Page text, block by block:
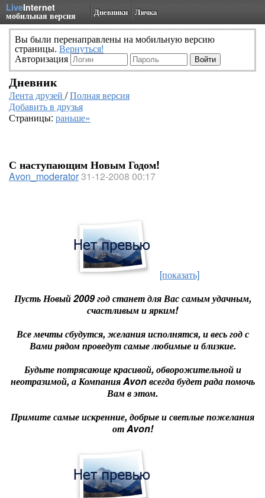
LiveInternet
мобильная версия Дневники Личка
Вы были перенаправлены на мобильную версию
страницы. Вернуться!
Авторизация
Дневник
Лента друзей /Полная версия
Добавить в друзья
Страницы: раньше»
С наступающим Новым Годом!
Avon_moderator31-12-2008 00:17
[показать]
Пусть Новый 2009 год станет для Вас самым удачным,
счастливым и ярким!
Все мечты сбудутся, желания исполнятся, и весь год с
Вами рядом проведут самые любимые и близкие.
Будьте потрясающе красивой, обворожительной и
неотразимой, а Компания Avon всегда будет рада помочь
Вам в этом.
Примите самые искренние, добрые и светлые пожелания
от Avon!